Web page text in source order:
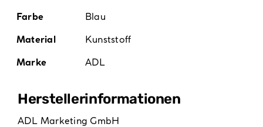
Farbe
Blau
Material
Kunststoff
Marke
ADL
Hersteller­informationen
ADL Marketing GmbH